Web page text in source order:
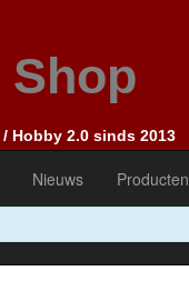
Shop
Hobby 2.0 sinds 2013
Nieuws Producten